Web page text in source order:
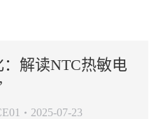
解读NTC热敏电
2025-07-23